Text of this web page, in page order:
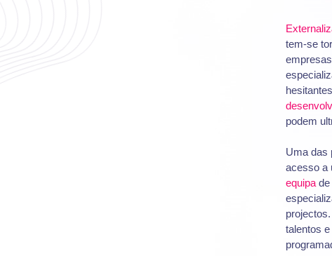
tem-se
podem
Uma das
acesso a
equipade
talentos